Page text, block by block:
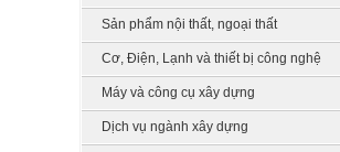
Sản phẩm nội thất, ngoại thất
Cơ, Điện, Lạnh và thiết bị công nghệ
Máy và công cụ xây dựng
Dịch vụ ngành xây dựng